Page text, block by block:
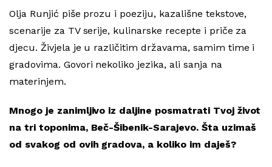
Olja Runjić piše prozu i poeziju, kazališne tekstove,
scenarije za TV serije, kulinarske recepte i priče za
djecu. Živjela je u različitim državama, samim time i
gradovima. Govori nekoliko jezika, ali sanja na
materinjem.
Mnogo je zanimljivo iz daljine posmatrati Tvoj život
na tri toponima, Beč-Šibenik-Sarajevo. Šta uzimaš
od svakog od ovih gradova, a koliko im daješ?